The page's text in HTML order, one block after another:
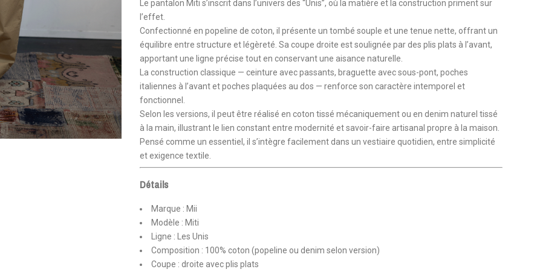
Le pantalon Miti s’inscrit dans l’univers des “Unis”, où la matière et la construction priment sur
l’effet.
Confectionné en popeline de coton, il présente un tombé souple et une tenue nette, offrant un
équilibre entre structure et légèreté. Sa coupe droite est soulignée par des plis plats à l’avant,
apportant une ligne précise tout en conservant une aisance naturelle.
La construction classique — ceinture avec passants, braguette avec sous-pont, poches
italiennes à l’avant et poches plaquées au dos — renforce son caractère intemporel et
fonctionnel.
Selon les versions, il peut être réalisé en coton tissé mécaniquement ou en denim naturel tissé
à la main, illustrant le lien constant entre modernité et savoir-faire artisanal propre à la maison.
Pensé comme un essentiel, il s’intègre facilement dans un vestiaire quotidien, entre simplicité
et exigence textile.
Détails
Marque : Mii
Modèle : Miti
Ligne : Les Unis
Composition : 100% coton (popeline ou denim selon version)
Coupe : droite avec plis plats